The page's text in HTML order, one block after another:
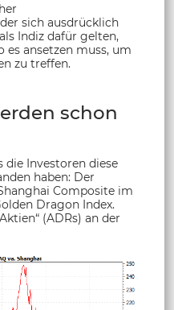
sich ausdrücklich
Indiz dafür gelten,
es ansetzen muss, um
zu treffen.
schon
die Investoren diese
haben: Der
Composite im
Dragon Index.
(ADRs) an der